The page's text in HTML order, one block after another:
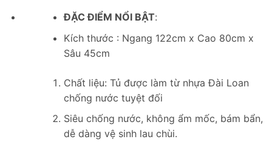
ĐẶC ĐIỂM NỔI BẬT:
Kích thước : Ngang 122cm x Cao 80cm x
Sâu 45cm
Chất liệu: Tủ được làm từ nhựa Đài Loan
chống nước tuyệt đối
Siêu chống nước, không ẩm mốc, bám bẩn,
dễ dàng vệ sinh lau chùi.